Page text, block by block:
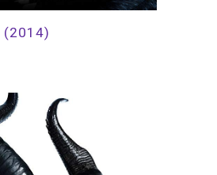
(2014)